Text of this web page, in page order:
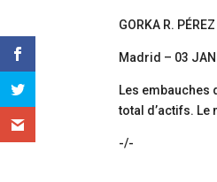
GORKA R. PÉREZ
Madrid – 03
Les embauches
total d’actifs. Le
-/-